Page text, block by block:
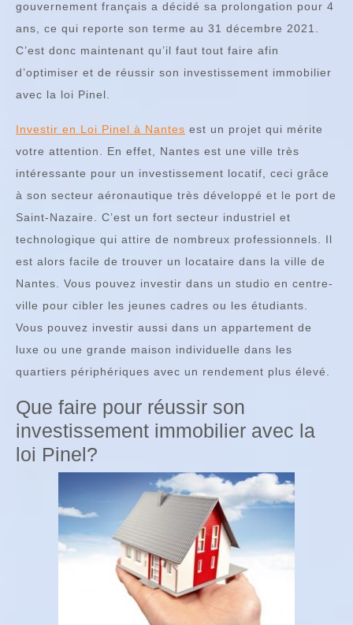
gouvernement français a décidé sa prolongation pour 4
ans, ce qui reporte son terme au 31 décembre 2021.
C’est donc maintenant qu’il faut tout faire afin
d’optimiser et de réussir son investissement immobilier
avec la loi Pinel.
Investir en Loi Pinel à Nantes est un projet qui mérite
votre attention. En effet, Nantes est une ville très
intéressante pour un investissement locatif, ceci grâce
à son secteur aéronautique très développé et le port de
Saint-Nazaire. C’est un fort secteur industriel et
technologique qui attire de nombreux professionnels. Il
est alors facile de trouver un locataire dans la ville de
Nantes. Vous pouvez investir dans un studio en centre-
ville pour cibler les jeunes cadres ou les étudiants.
Vous pouvez investir aussi dans un appartement de
luxe ou une grande maison individuelle dans les
quartiers périphériques avec un rendement plus élevé.
Que faire pour réussir son
investissement immobilier avec la
loi Pinel?